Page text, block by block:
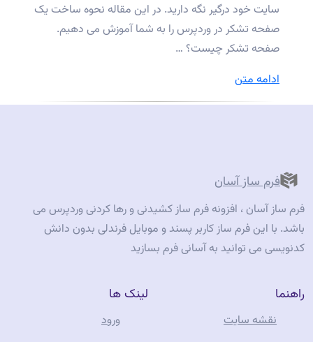
سایت خود درگیر نگه دارید. در این مقاله نحوه ساخت یک
صفحه تشکر در وردپرس را به شما آموزش می دهیم.
صفحه تشکر چیست؟ …
ادامه متن“نحوه
ساخت
در
فرم
ساز
آسان
فرم ساز آسان
فرم ساز آسان ، افزونه فرم ساز کشیدنی و رها کردنی وردپرس می
باشد. با این فرم ساز کاربر پسند و موبایل فرندلی بدون دانش
کدنویسی می توانید به آسانی فرم بسازید
راهنما
نقشه سایت
لینک ها
ورود